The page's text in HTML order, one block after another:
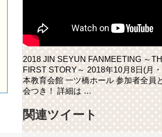
2018 JIN SEYUN FANMEETING ～
FIRST STORY～ 2018年10月8日(月
本教育会館 一ツ橋ホール 参加者全員
会つき！ 詳細は …
関連ツイート